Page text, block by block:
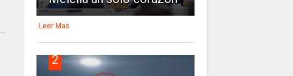
Leer Mas
2